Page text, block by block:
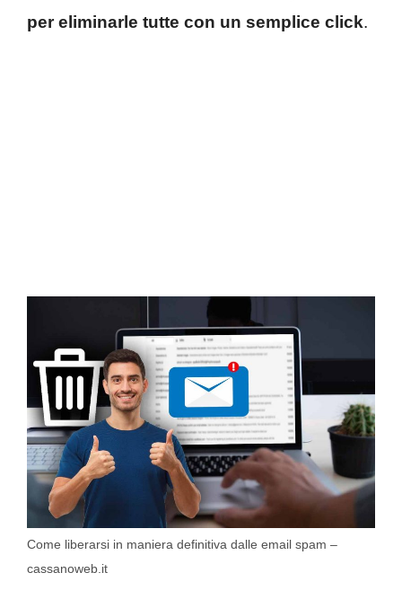
per eliminarle tutte con un semplice click.
Come liberarsi in maniera definitiva dalle email spam –
cassanoweb.it